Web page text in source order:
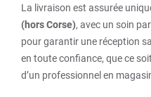
La livraison est assurée
(hors Corse), avec un soin
pour garantir une réception
en toute confiance, que ce
d’un professionnel en